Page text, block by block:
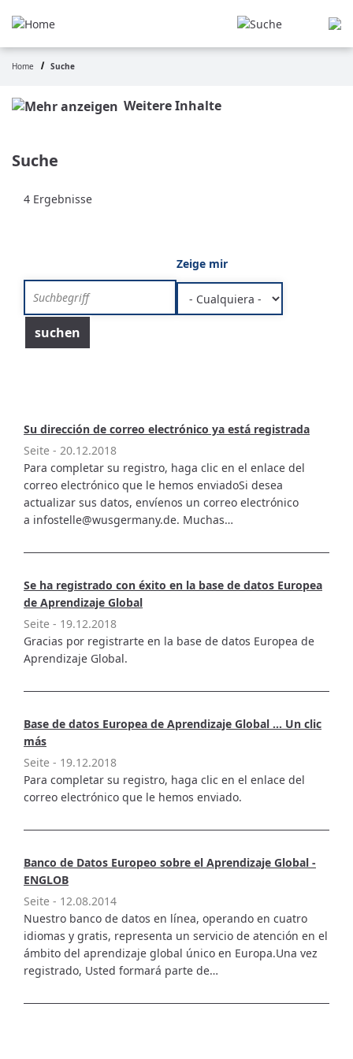
principal
Ruta
de
Home Suche
Weitere Inhalte
Suche
4 Ergebnisse
Zeige mir
Su dirección de correo electrónico ya está registrada
Seite - 20.12.2018
Para completar su registro, haga clic en el enlace del
correo electrónico que le hemos enviadoSi desea
actualizar sus datos, envíenos un correo electrónico
a infostelle@wusgermany.de. Muchas…
Se ha registrado con éxito en la base de datos Europea
de Aprendizaje Global
Seite - 19.12.2018
Gracias por registrarte en la base de datos Europea de
Aprendizaje Global.
Base de datos Europea de Aprendizaje Global ... Un clic
más
Seite - 19.12.2018
Para completar su registro, haga clic en el enlace del
correo electrónico que le hemos enviado.
Banco de Datos Europeo sobre el Aprendizaje Global -
ENGLOB
Seite - 12.08.2014
Nuestro banco de datos en línea, operando en cuatro
idiomas y gratis, representa un servicio de atención en el
ámbito del aprendizaje global único en Europa.Una vez
registrado, Usted formará parte de…